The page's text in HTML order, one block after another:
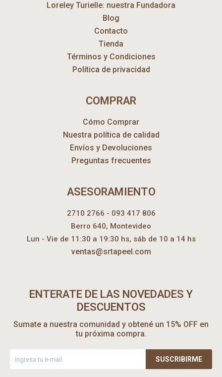
Loreley Turielle: nuestra Fundadora
Blog
Contacto
Tienda
Términos y Condiciones
Política de privacidad
COMPRAR
Cómo Comprar
Nuestra política de calidad
Envíos y Devoluciones
Preguntas frecuentes
ASESORAMIENTO
2710 2766 - 093 417 806
Berro 640, Montevideo
Lun - Vie de 11:30 a 19:30 hs, sáb de 10 a 14 hs
ventas@srtapeel.com
ENTERATE DE LAS NOVEDADES Y
DESCUENTOS
Sumate a nuestra comunidad y obtené un 15% OFF en
tu próxima compra.
SUSCRIBIRME